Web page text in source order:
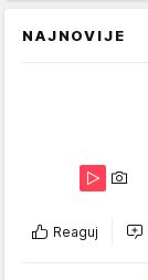
NAJNOVIJE
Reaguj